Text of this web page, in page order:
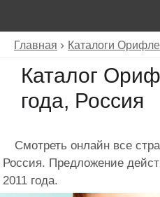
Главная Каталоги
Каталог
года, Россия
Смотреть онлайн все
Россия. Предложение
2011 года.